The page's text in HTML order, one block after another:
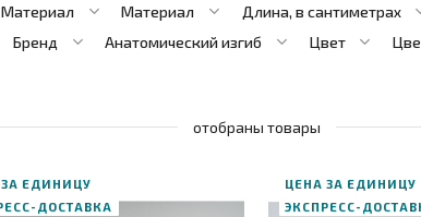
Материал Материал
Длина, в сантиметрах
Бренд Анатомический изгиб Цвет
отобраны товары
ЕДИНИЦУ
ДОСТАВКА
ЦЕНА ЗА ЕДИНИЦУ
ЭКСПРЕСС-